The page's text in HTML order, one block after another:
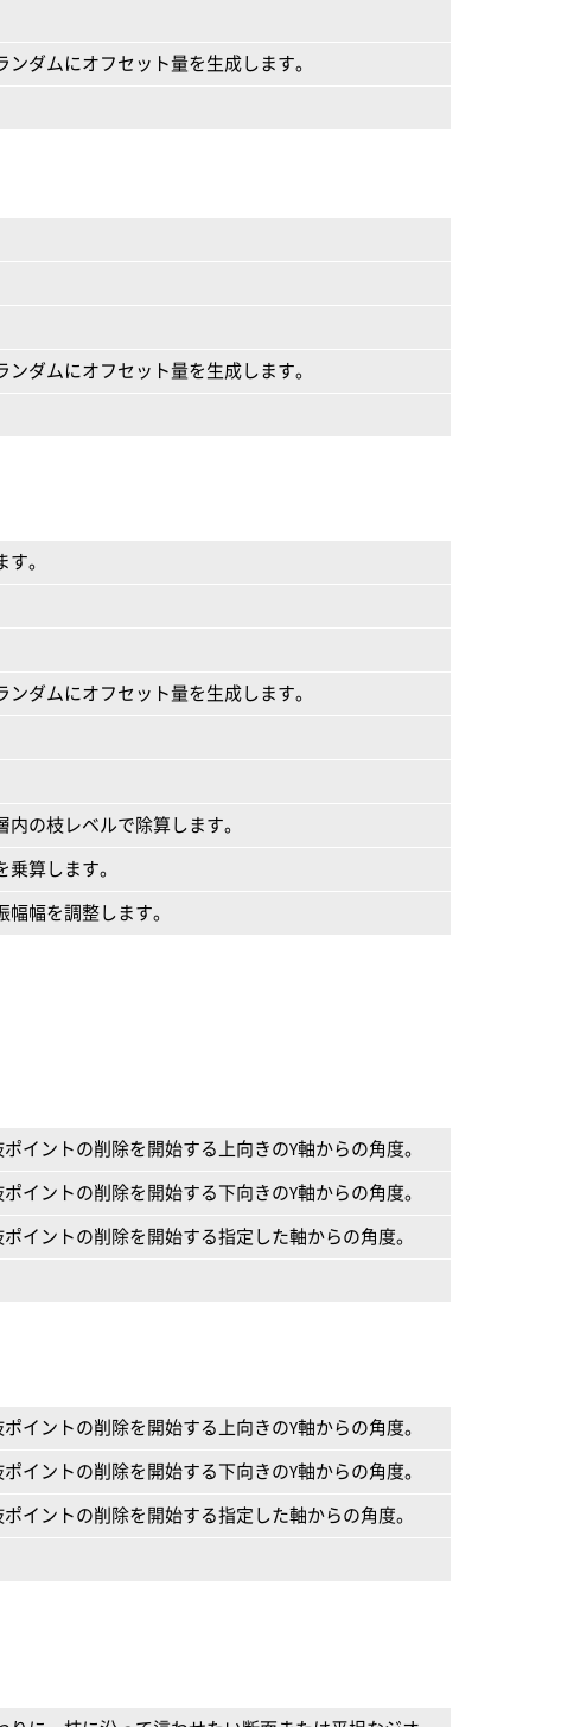
ダムにオフセット量を生成します。
ダムにオフセット量を生成します。
。
ダムにオフセット量を生成します。
の枝レベルで除算します。
算します。
幅を調整します。
イントの削除を開始する上向きのY軸からの角度。
イントの削除を開始する下向きのY軸からの角度。
イントの削除を開始する指定した軸からの角度。
イントの削除を開始する上向きのY軸からの角度。
イントの削除を開始する下向きのY軸からの角度。
イントの削除を開始する指定した軸からの角度。